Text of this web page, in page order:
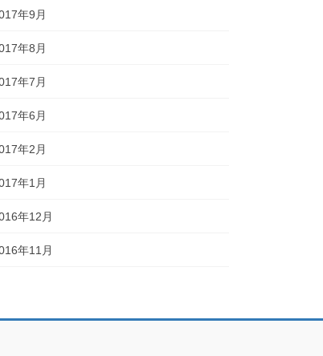
年9月
年8月
年7月
年6月
年2月
年1月
年12月
年11月